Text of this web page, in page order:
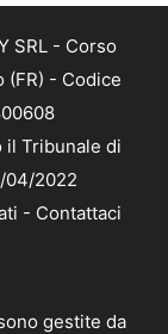
SRL - Corso
(FR) - Codice
il Tribunale di
04/2022
- Contattaci
gestite da